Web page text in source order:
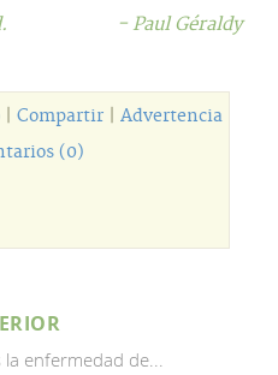
- Paul Géraldy
| Compartir| Advertencia
(0)
enfermedad de...